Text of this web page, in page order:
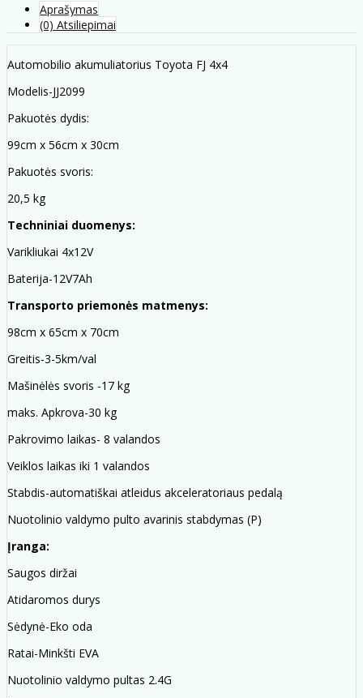
Aprašymas
(0) Atsiliepimai
Automobilio akumuliatorius Toyota FJ 4x4
Modelis-JJ2099
Pakuotės dydis:
99cm x 56cm x 30cm
Pakuotės svoris:
20,5 kg
Techniniai duomenys:
Varikliukai 4x12V
Baterija-12V7Ah
Transporto priemonės matmenys:
98cm x 65cm x 70cm
Greitis-3-5km/val
Mašinėlės svoris -17 kg
maks. Apkrova-30 kg
Pakrovimo laikas- 8 valandos
Veiklos laikas iki 1 valandos
Stabdis-automatiškai atleidus akceleratoriaus pedalą
Nuotolinio valdymo pulto avarinis stabdymas (P)
Įranga:
Saugos diržai
Atidaromos durys
Sėdynė-Eko oda
Ratai-Minkšti EVA
Nuotolinio valdymo pultas 2.4G